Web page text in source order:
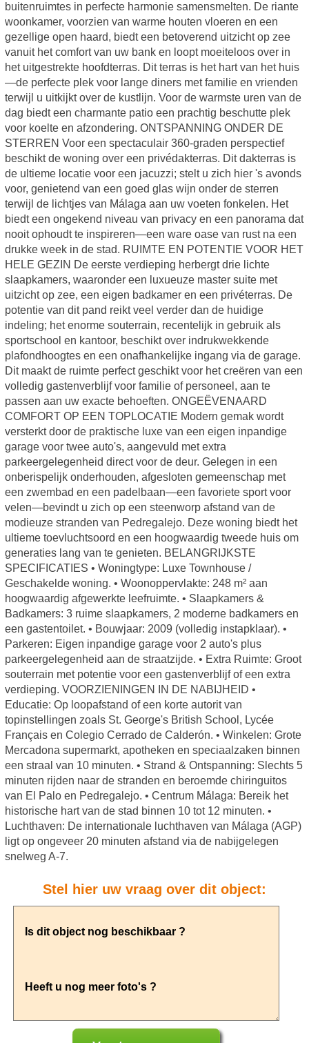
buitenruimtes in perfecte harmonie samensmelten. De riante
woonkamer, voorzien van warme houten vloeren en een
gezellige open haard, biedt een betoverend uitzicht op zee
vanuit het comfort van uw bank en loopt moeiteloos over in
het uitgestrekte hoofdterras. Dit terras is het hart van het huis
—de perfecte plek voor lange diners met familie en vrienden
terwijl u uitkijkt over de kustlijn. Voor de warmste uren van de
dag biedt een charmante patio een prachtig beschutte plek
voor koelte en afzondering. ONTSPANNING ONDER DE
STERREN Voor een spectaculair 360-graden perspectief
beschikt de woning over een privédakterras. Dit dakterras is
de ultieme locatie voor een jacuzzi; stelt u zich hier 's avonds
voor, genietend van een goed glas wijn onder de sterren
terwijl de lichtjes van Málaga aan uw voeten fonkelen. Het
biedt een ongekend niveau van privacy en een panorama dat
nooit ophoudt te inspireren—een ware oase van rust na een
drukke week in de stad. RUIMTE EN POTENTIE VOOR HET
HELE GEZIN De eerste verdieping herbergt drie lichte
slaapkamers, waaronder een luxueuze master suite met
uitzicht op zee, een eigen badkamer en een privéterras. De
potentie van dit pand reikt veel verder dan de huidige
indeling; het enorme souterrain, recentelijk in gebruik als
sportschool en kantoor, beschikt over indrukwekkende
plafondhoogtes en een onafhankelijke ingang via de garage.
Dit maakt de ruimte perfect geschikt voor het creëren van een
volledig gastenverblijf voor familie of personeel, aan te
passen aan uw exacte behoeften. ONGEËVENAARD
COMFORT OP EEN TOPLOCATIE Modern gemak wordt
versterkt door de praktische luxe van een eigen inpandige
garage voor twee auto's, aangevuld met extra
parkeergelegenheid direct voor de deur. Gelegen in een
onberispelijk onderhouden, afgesloten gemeenschap met
een zwembad en een padelbaan—een favoriete sport voor
velen—bevindt u zich op een steenworp afstand van de
modieuze stranden van Pedregalejo. Deze woning biedt het
ultieme toevluchtsoord en een hoogwaardig tweede huis om
generaties lang van te genieten. BELANGRIJKSTE
SPECIFICATIES • Woningtype: Luxe Townhouse /
Geschakelde woning. • Woonoppervlakte: 248 m² aan
hoogwaardig afgewerkte leefruimte. • Slaapkamers &
Badkamers: 3 ruime slaapkamers, 2 moderne badkamers en
een gastentoilet. • Bouwjaar: 2009 (volledig instapklaar). •
Parkeren: Eigen inpandige garage voor 2 auto's plus
parkeergelegenheid aan de straatzijde. • Extra Ruimte: Groot
souterrain met potentie voor een gastenverblijf of een extra
verdieping. VOORZIENINGEN IN DE NABIJHEID •
Educatie: Op loopafstand of een korte autorit van
topinstellingen zoals St. George's British School, Lycée
Français en Colegio Cerrado de Calderón. • Winkelen: Grote
Mercadona supermarkt, apotheken en speciaalzaken binnen
een straal van 10 minuten. • Strand & Ontspanning: Slechts 5
minuten rijden naar de stranden en beroemde chiringuitos
van El Palo en Pedregalejo. • Centrum Málaga: Bereik het
historische hart van de stad binnen 10 tot 12 minuten. •
Luchthaven: De internationale luchthaven van Málaga (AGP)
ligt op ongeveer 20 minuten afstand via de nabijgelegen
snelweg A-7.
Stel hier uw vraag over dit object: